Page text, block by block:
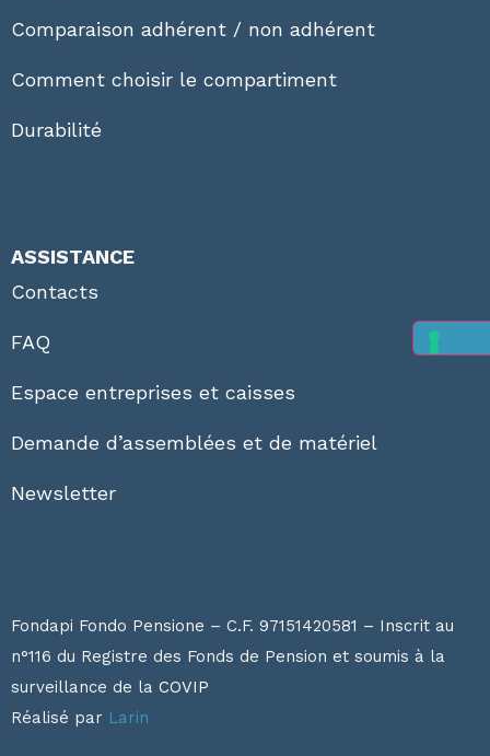
Comparaison adhérent / non adhérent
Comment choisir le compartiment
Durabilité
ASSISTANCE
Contacts
FAQ
Espace entreprises et caisses
Demande d’assemblées et de matériel
Newsletter
Fondapi Fondo Pensione – C.F. 97151420581 – Inscrit au
n°116 du Registre des Fonds de Pension et soumis à la
surveillance de la COVIP
Réalisé par Larin